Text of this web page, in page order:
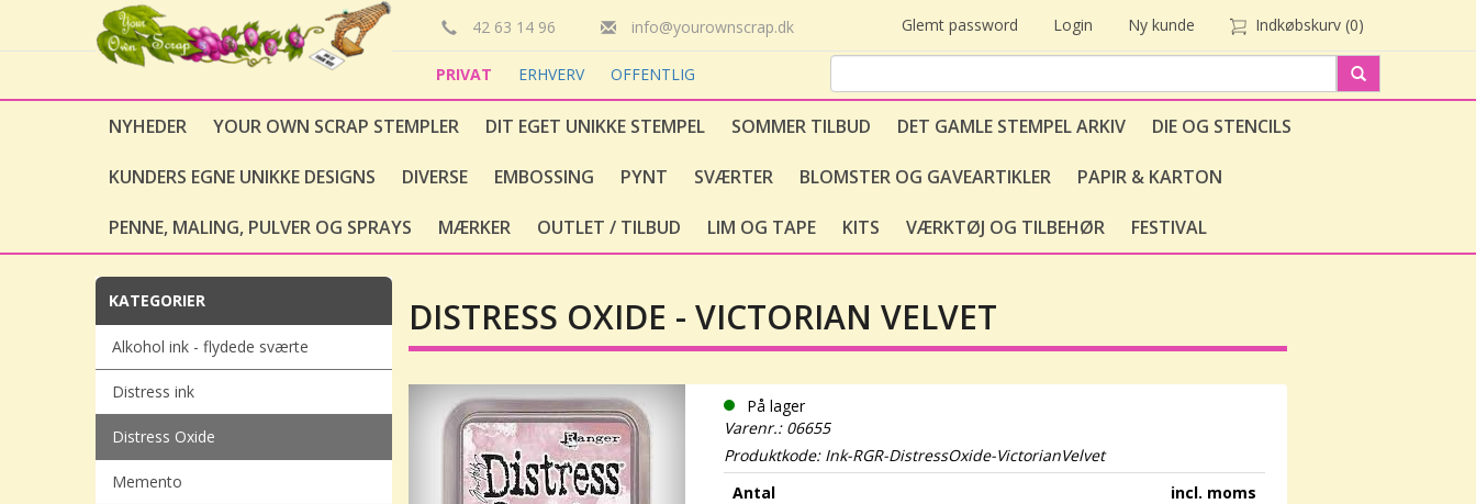
42 63 14 96 info@yourownscrap.dk Glemt password Login Ny kunde Indkøbskurv (0)
PRIVAT ERHVERV OFFENTLIG
NYHEDER YOUR OWN SCRAP STEMPLER DIT EGET UNIKKE STEMPEL SOMMER TILBUD DET GAMLE STEMPEL ARKIV DIE OG STENCILS
KUNDERS EGNE UNIKKE DESIGNS DIVERSE EMBOSSING PYNT SVÆRTER BLOMSTER OG GAVEARTIKLER PAPIR & KARTON
PENNE, MALING, PULVER OG SPRAYS MÆRKER OUTLET / TILBUD LIM OG TAPE KITS VÆRKTØJ OG TILBEHØR FESTIVAL
KATEGORIER
Alkohol ink - flydede sværte
Distress ink
Distress Oxide
Memento
DISTRESS OXIDE - VICTORIAN VELVET
På lager
Varenr.: 06655
Produktkode: Ink-RGR-DistressOxide-VictorianVelvet
Antal
incl. moms